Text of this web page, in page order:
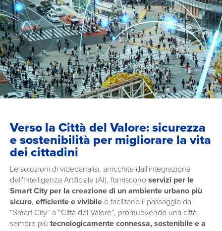
Verso la Città del Valore: sicurezza
e sostenibilità per migliorare la vita
dei cittadini
Le soluzioni di videoanalisi, arricchite dall'integrazione
dell'Intelligenza Artificiale (AI), forniscono servizi per le
Smart City per la creazione di un ambiente urbano più
sicuro, efficiente e vivibile e facilitano il passaggio da
“Smart City” a “Città del Valore”, promuovendo una città
sempre più tecnologicamente connessa, sostenibile e a